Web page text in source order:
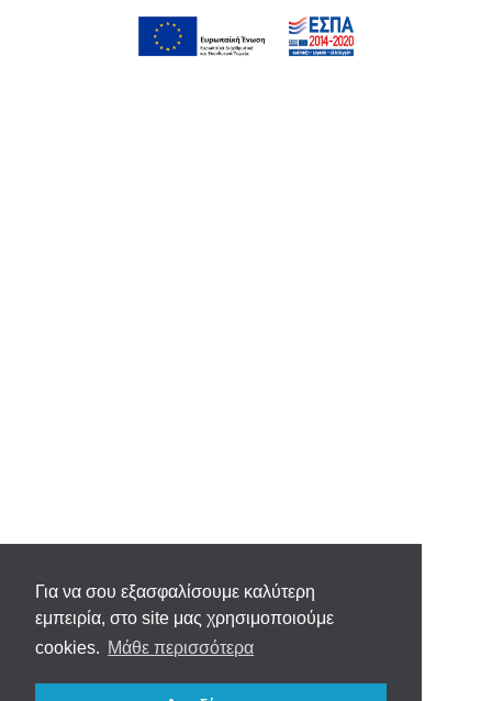
Για να σου εξασφαλίσουμε καλύτερη
εμπειρία, στο site μας χρησιμοποιούμε
cookies. Μάθε περισσότερα